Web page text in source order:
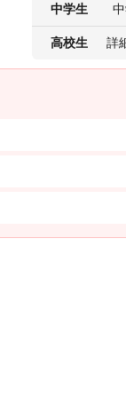
中学生
高校生 詳